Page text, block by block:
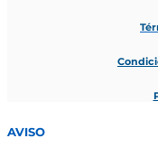
AVISO